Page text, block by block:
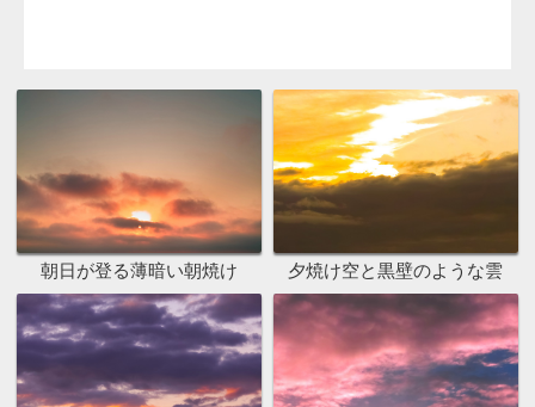
朝日が登る薄暗い朝焼け 夕焼け空と黒壁のような雲